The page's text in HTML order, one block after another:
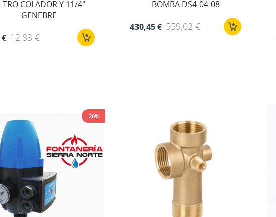
COLADOR Y 11/4"
GENEBRE
12,83 €
BOMBA DS4-04-08
430,45 € 559,02 €
-20%